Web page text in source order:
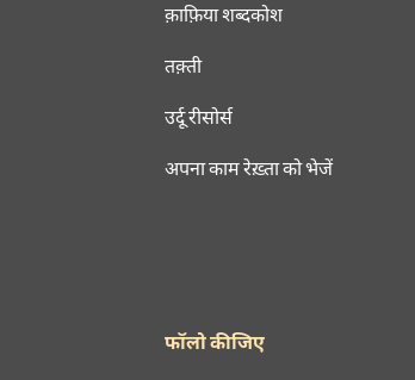
क़ाफ़िया शब्दकोश
तक़्ती
उर्दू रीसोर्स
अपना काम रेख़्ता को भेजें
फॉलो कीजिए